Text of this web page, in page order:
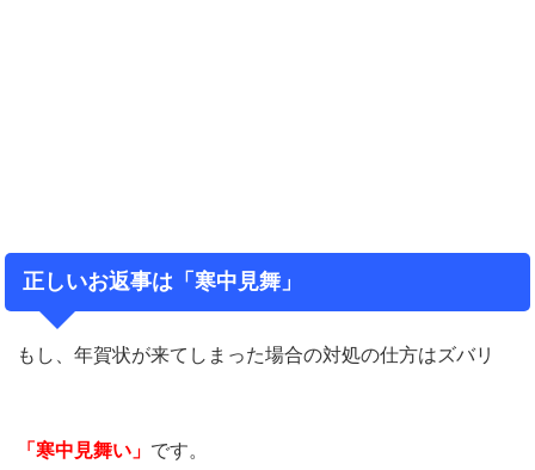
正しいお返事は「寒中見舞」
もし、年賀状が来てしまった場合の対処の仕方はズバリ
「寒中見舞い」 です。